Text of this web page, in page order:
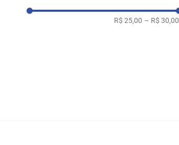
R$ 25,00 – R$ 30,00